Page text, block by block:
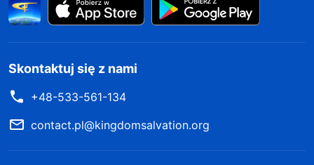
Skontaktuj się z nami
+48-533-561-134
contact.pl@kingdomsalvation.org